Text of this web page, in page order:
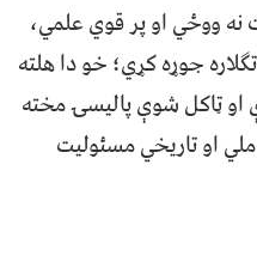
ووځي او پر قوي علمي،
جوړه کړي؛ خو دا هلته
ټاکل شوې پالیسۍ مخته
او تاریخي مسئولیت